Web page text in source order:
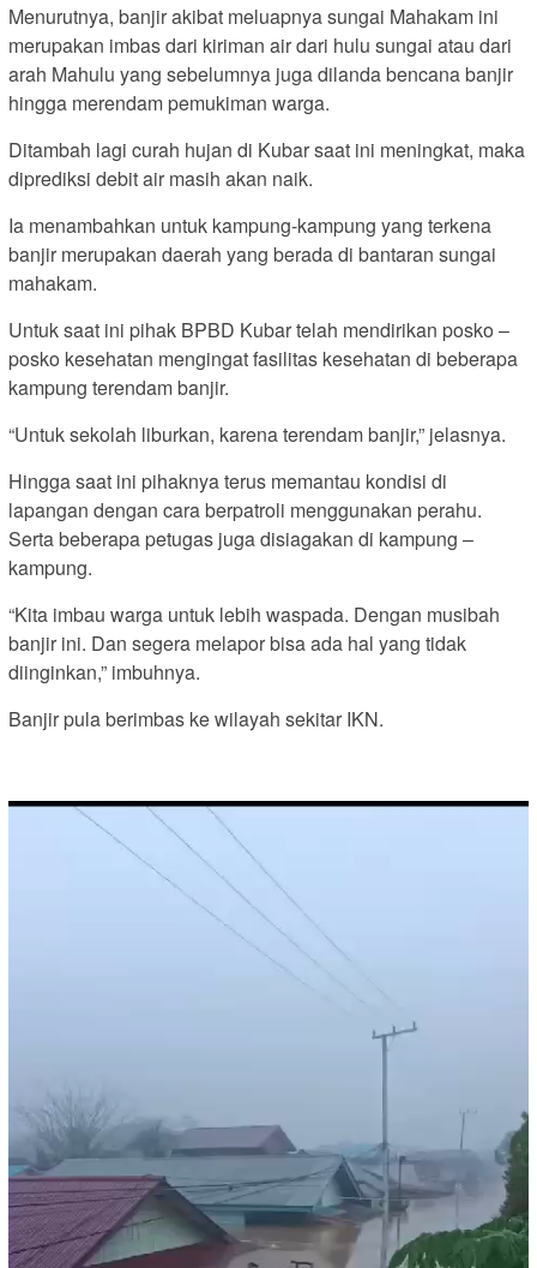
Menurutnya, banjir akibat meluapnya sungai Mahakam ini
merupakan imbas dari kiriman air dari hulu sungai atau dari
arah Mahulu yang sebelumnya juga dilanda bencana banjir
hingga merendam pemukiman warga.
Ditambah lagi curah hujan di Kubar saat ini meningkat, maka
diprediksi debit air masih akan naik.
Ia menambahkan untuk kampung-kampung yang terkena
banjir merupakan daerah yang berada di bantaran sungai
mahakam.
Untuk saat ini pihak BPBD Kubar telah mendirikan posko –
posko kesehatan mengingat fasilitas kesehatan di beberapa
kampung terendam banjir.
“Untuk sekolah liburkan, karena terendam banjir,” jelasnya.
Hingga saat ini pihaknya terus memantau kondisi di
lapangan dengan cara berpatroli menggunakan perahu.
Serta beberapa petugas juga disiagakan di kampung –
kampung.
“Kita imbau warga untuk lebih waspada. Dengan musibah
banjir ini. Dan segera melapor bisa ada hal yang tidak
diinginkan,” imbuhnya.
Banjir pula berimbas ke wilayah sekitar IKN.